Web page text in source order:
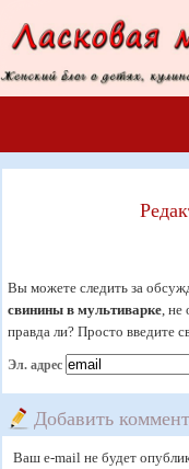
Вы можете следить за
свинины в мультиварке ,
правда ли? Просто введите
Эл. адрес
Добавить
Ваш e-mail не будет